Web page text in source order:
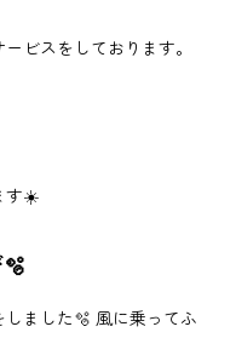
ビスをしております。
す☀️
しました🫧 風に乗ってふ